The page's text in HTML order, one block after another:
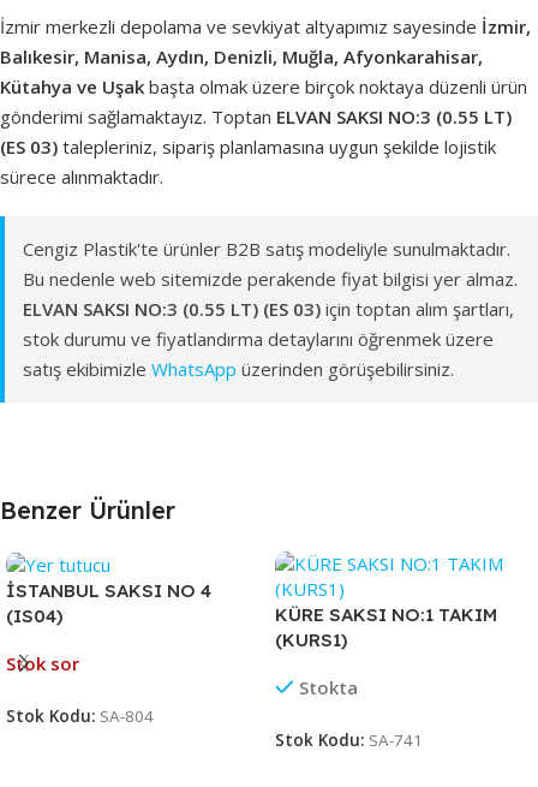
İzmir merkezli depolama ve sevkiyat altyapımız sayesinde İzmir,
Balıkesir, Manisa, Aydın, Denizli, Muğla, Afyonkarahisar,
Kütahya ve Uşak başta olmak üzere birçok noktaya düzenli ürün
gönderimi sağlamaktayız. Toptan ELVAN SAKSI NO:3 (0.55 LT)
(ES 03) talepleriniz, sipariş planlamasına uygun şekilde lojistik
sürece alınmaktadır.
Cengiz Plastik'te ürünler B2B satış modeliyle sunulmaktadır.
Bu nedenle web sitemizde perakende fiyat bilgisi yer almaz.
ELVAN SAKSI NO:3 (0.55 LT) (ES 03) için toptan alım şartları,
stok durumu ve fiyatlandırma detaylarını öğrenmek üzere
satış ekibimizle WhatsApp üzerinden görüşebilirsiniz.
Benzer Ürünler
İSTANBUL SAKSI NO 4
(IS04)
Stok sor
Stok Kodu: SA-804
KÜRE SAKSI NO:1 TAKIM
(KURS1)
Stokta
Stok Kodu: SA-741